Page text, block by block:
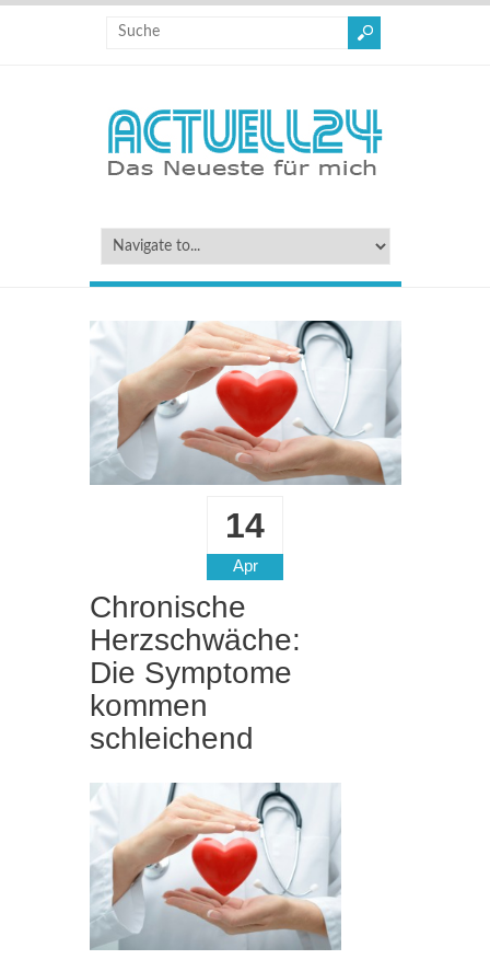
14
Apr
Chronische
Herzschwäche:
Die Symptome
kommen
schleichend